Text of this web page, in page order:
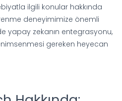
ilgili konular hakkında
deneyimimize önemli
yapay zekanın entegrasyonu,
gereken heyecan